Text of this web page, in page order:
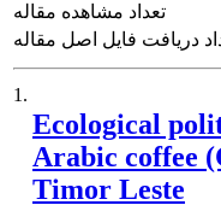
تعداد مشاهده مقاله
دریافت فایل اصل مقاله
1.
Ecological
Arabic coffee
Timor Leste